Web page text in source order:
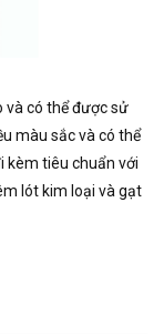
và có thể được sử
màu sắc và có thể
kèm tiêu chuẩn với
lót kim loại và gạt